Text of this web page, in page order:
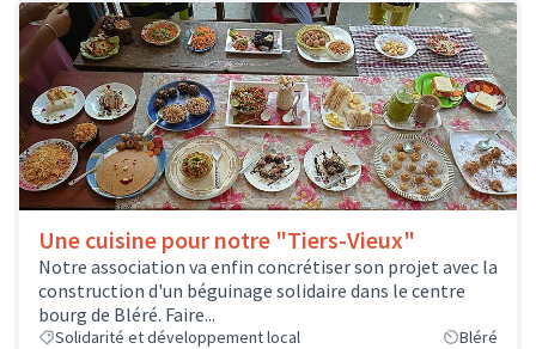
Une cuisine pour notre "Tiers-Vieux"
Notre association va enfin concrétiser son projet avec la
construction d'un béguinage solidaire dans le centre
bourg de Bléré. Faire...
Solidarité et développement local Bléré